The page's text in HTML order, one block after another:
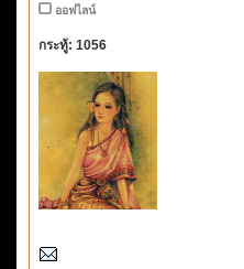
ออฟไลน์
กระทู้: 1056